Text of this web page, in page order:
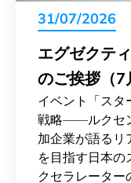
31/07/2026
エグゼクテ
のご挨拶（7
イベント「スタ
戦略——ルクセ
加企業が語るリ
を目指す日本の
クセラレーター